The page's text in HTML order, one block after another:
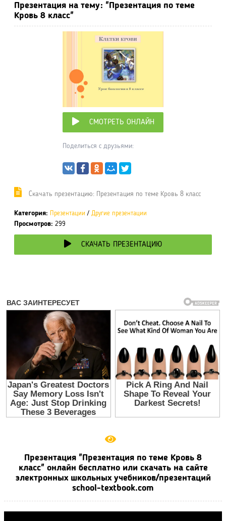
Презентация на тему: "Презентация по теме
Кровь 8 класс"
СМОТРЕТЬ ОНЛАЙН
Поделиться с друзьями:
Cкачать презентацию: Презентация по теме Кровь 8 класс
Категория: Презентации / Другие презентации
Просмотров: 299
СКАЧАТЬ ПРЕЗЕНТАЦИЮ
Презентация "Презентация по теме Кровь 8
класс" онлайн бесплатно или скачать на сайте
электронных школьных учебников/презентаций
school-textbook.com